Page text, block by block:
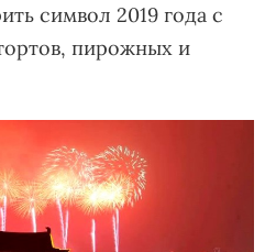
символ 2019 года с
пирожных и